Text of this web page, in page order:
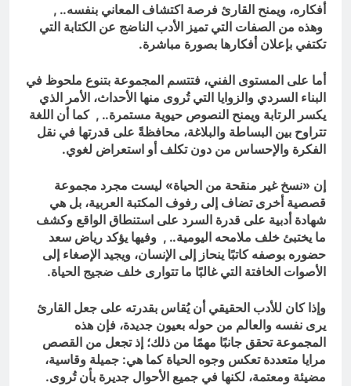
أفكاره، ويمنح القارئ فرصة اكتشاف المعاني بنفسه.. ,
وهذه من الصفات التي تميز الأدب الناضج عن الكتابة التي
تكتفي بإعلان أفكارها بصورة مباشرة.
أما على المستوى الفني، فتتسم المجموعة بتنوع ملحوظ في
البناء السردي والزوايا التي تُروى منها الأحداث، الأمر الذي
يكسر الرتابة ويمنح النصوص حيوية مستمرة.. , كما أن اللغة
تتراوح بين البساطة والبلاغة، محافظةً على قدرتها في نقل
الفكرة والإحساس من دون تكلف أو استعراض لغوي.
إن «نسخ غير منقحة من الحياة» ليست مجرد مجموعة
قصصية أخرى تضاف إلى رفوف المكتبة العربية، بل هي
شهادة أدبية على قدرة السرد على استنطاق الواقع وكشف
ما يختبئ خلف ملامحه اليومية.. , وفيها يؤكد رياض سعد
حضوره بوصفه كاتبًا ينحاز إلى الإنسان، ويجيد الإصغاء إلى
الأصوات الخافتة التي غالبًا ما تتوارى خلف ضجيج الحياة.
وإذا كان للأدب الحقيقي أن يُقاس بقدرته على جعل القارئ
يرى نفسه والعالم من حوله بعيون جديدة، فإن هذه
المجموعة تحقق جانبًا مهمًا من ذلك؛ إذ تجعل من القصص
مرايا متعددة تعكس وجوه الحياة كما هي: جميلة وقاسية،
مضيئة ومعتمة، لكنها في جميع الأحوال جديرة بأن تُروى.